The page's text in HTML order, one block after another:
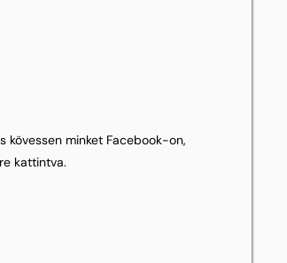
kövessen minket Facebook-on,
kattintva.